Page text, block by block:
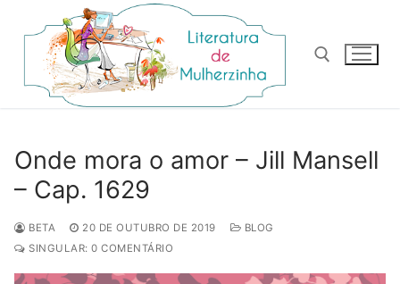
para
conteúdo
Onde mora o amor – Jill Mansell
– Cap. 1629
BETA 20 DE OUTUBRO DE 2019
BLOG
SINGULAR: 0 COMENTÁRIO